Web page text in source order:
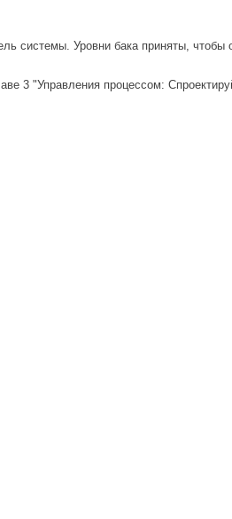
системы. Уровни бака приняты, чтобы
3 "Управления процессом: